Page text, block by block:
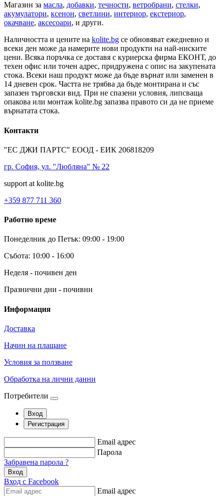
Магазин за масла, добавки, течности, ветробрани, стелки,
акумулатори, ксенон, светлини, интериор, екстериор,
окачване, аксесоари, и други.
Наличността и цените на kolite.bg се обновяват ежедневно и
всеки ден може да намерите нови продукти на най-ниските
цени. Всяка поръчка се доставя с куриерска фирма ЕКОНТ, до
техен офис или точен адрес, придружена с опис на закупената
стока. Всеки наш продукт може да бъде върнат или заменен в
14 дневен срок. Частта не трябва да бъде монтирана и със
запазен търговски вид. При не спазени условия, липсваща
опакова или монтаж kolite.bg запазва правото си да не приеме
върнатата стока.
Контакти
"ЕС ДЖИ ПАРТС" ЕООД - ЕИК 206818209
гр. София, ул. "Любляна" № 22
support at kolite.bg
+359 877 711 360
Работно време
Понеделник до Петък: 09:00 - 19:00
Събота: 10:00 - 16:00
Неделя - почивен ден
Празнични дни - почивни
Информация
Доставка
Начин на плащане
Условия за ползване
Обработка на лични данни
Потребители
Вход
Регистрация
Email адрес
Парола
Забравена парола ?
Вход
Вход с Facebook
Email адрес